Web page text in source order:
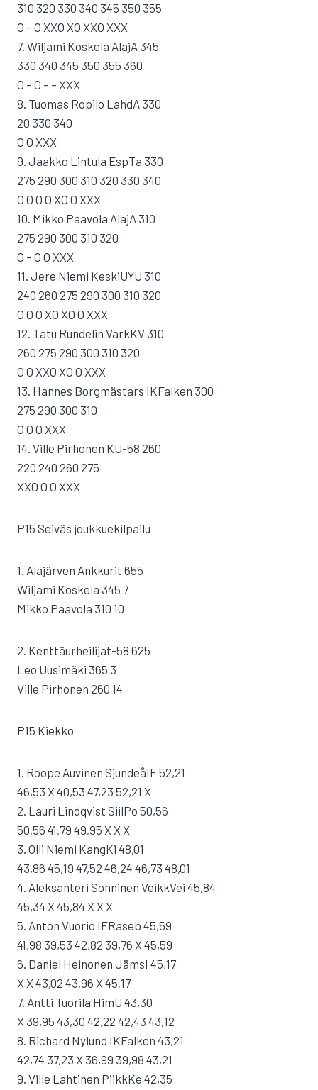
310 320 330 340 345 350 355
O – O XXO XO XXO XXX
7. Wiljami Koskela AlajA 345
330 340 345 350 355 360
O – O – – XXX
8. Tuomas Ropilo LahdA 330
20 330 340
O O XXX
9. Jaakko Lintula EspTa 330
275 290 300 310 320 330 340
O O O O XO O XXX
10. Mikko Paavola AlajA 310
275 290 300 310 320
O – O O XXX
11. Jere Niemi KeskiUYU 310
240 260 275 290 300 310 320
O O O XO XO O XXX
12. Tatu Rundelin VarkKV 310
260 275 290 300 310 320
O O XXO XO O XXX
13. Hannes Borgmästars IKFalken 300
275 290 300 310
O O O XXX
14. Ville Pirhonen KU-58 260
220 240 260 275
XXO O O XXX
P15 Seiväs joukkuekilpailu
1. Alajärven Ankkurit 655
Wiljami Koskela 345 7
Mikko Paavola 310 10
2. Kenttäurheilijat-58 625
Leo Uusimäki 365 3
Ville Pirhonen 260 14
P15 Kiekko
1. Roope Auvinen SjundeåIF 52,21
46,53 X 40,53 47,23 52,21 X
2. Lauri Lindqvist SiilPo 50,56
50,56 41,79 49,95 X X X
3. Olli Niemi KangKi 48,01
43,86 45,19 47,52 46,24 46,73 48,01
4. Aleksanteri Sonninen VeikkVei 45,84
45,34 X 45,84 X X X
5. Anton Vuorio IFRaseb 45,59
41,98 39,53 42,82 39,76 X 45,59
6. Daniel Heinonen JämsI 45,17
X X 43,02 43,96 X 45,17
7. Antti Tuorila HimU 43,30
X 39,95 43,30 42,22 42,43 43,12
8. Richard Nylund IKFalken 43,21
42,74 37,23 X 36,99 39,98 43,21
9. Ville Lahtinen PiikkKe 42,35